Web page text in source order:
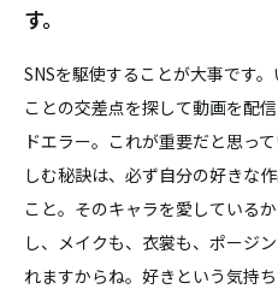
す。
SNSを駆使することが大事です
ことの交差点を探して動画を配
ドエラー。これが重要だと思っ
しむ秘訣は、必ず自分の好きな
こと。そのキャラを愛している
し、メイクも、衣裳も、ポージ
れますからね。好きという気持